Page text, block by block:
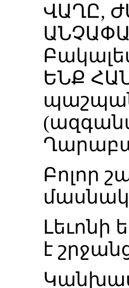
ՎԱՂԸ,
ԵՆՔ
Բոլոր
Լեւոնի
է